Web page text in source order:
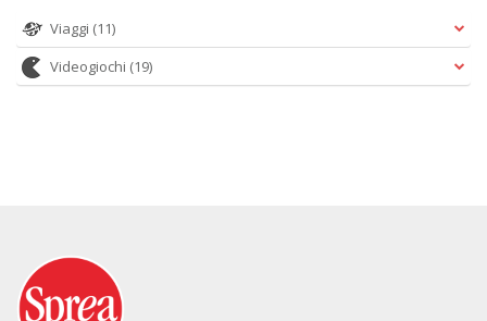
Viaggi (11)
Videogiochi (19)